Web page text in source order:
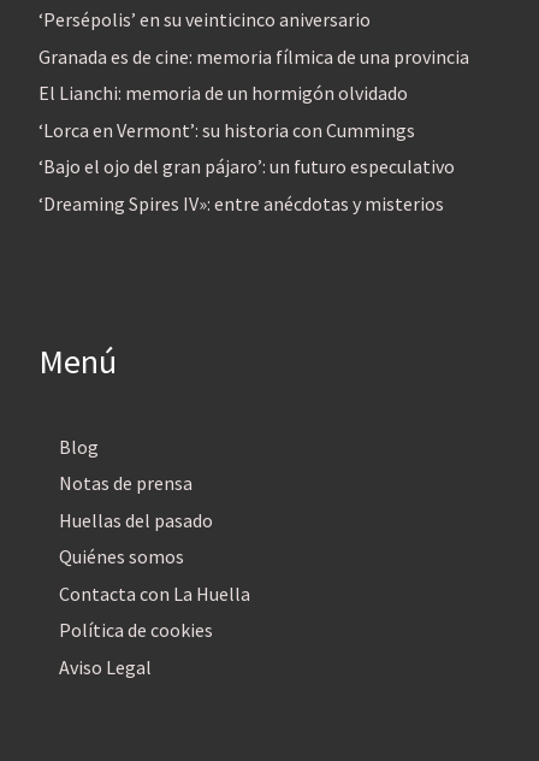
‘Persépolis’ en su veinticinco aniversario
Granada es de cine: memoria fílmica de una provincia
El Lianchi: memoria de un hormigón olvidado
‘Lorca en Vermont’: su historia con Cummings
‘Bajo el ojo del gran pájaro’: un futuro especulativo
‘Dreaming Spires IV»: entre anécdotas y misterios
Menú
Blog
Notas de prensa
Huellas del pasado
Quiénes somos
Contacta con La Huella
Política de cookies
Aviso Legal